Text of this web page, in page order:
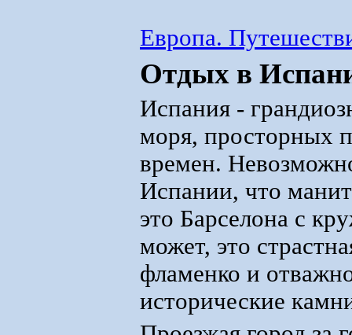
Европа.
Отдых в
Испания -
моря, просторных
времен.
Испании, что
это Барселона с
может, это
фламенко и
исторические